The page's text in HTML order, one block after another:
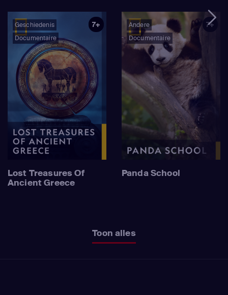
Geschiedenis
Documentaire
7+
Lost Treasures Of
Ancient Greece
Andere
Documentaire
7+
Panda School
Toon alles